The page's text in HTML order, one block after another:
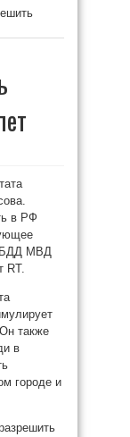
в РФ
МВД
RT.
также
в
городе и